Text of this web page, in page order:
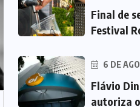
Final de
Festival
6 DE
Flávio
autoriza